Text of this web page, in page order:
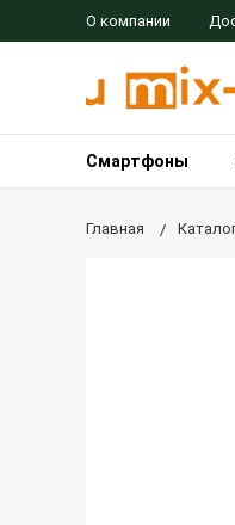
О компании
Смартфоны
Главная